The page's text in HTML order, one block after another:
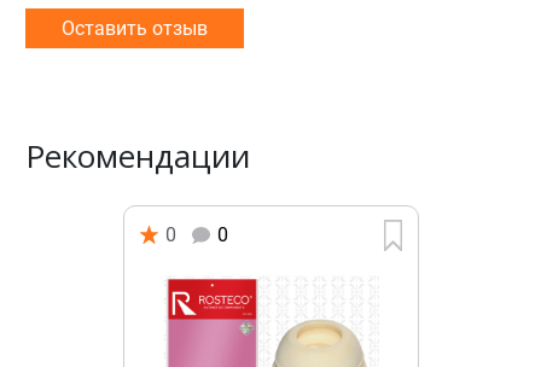
Оставить отзыв
Рекомендации
0 0